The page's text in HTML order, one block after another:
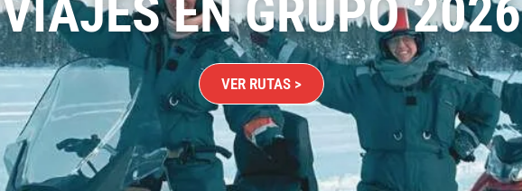
VIAJES EN GRUPO 2026
VER RUTAS >